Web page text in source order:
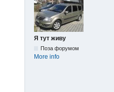
Я тут живу
Поза форумом
More info